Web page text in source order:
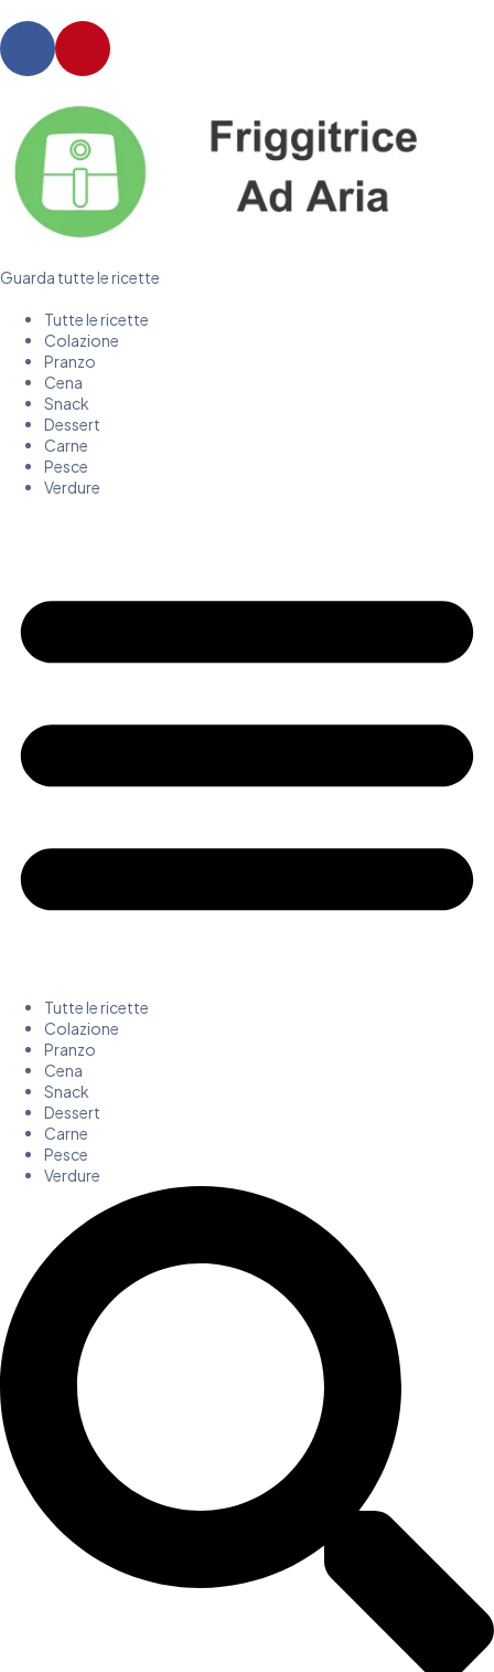
Guarda tutte le ricette
Tutte le ricette
Colazione
Pranzo
Cena
Snack
Dessert
Carne
Pesce
Verdure
Tutte le ricette
Colazione
Pranzo
Cena
Snack
Dessert
Carne
Pesce
Verdure